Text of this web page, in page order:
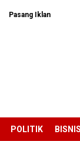
Pasang Iklan
POLITIK BISNIS